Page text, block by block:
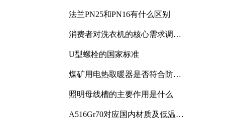
法兰PN25和PN16有什么区别
消费者对洗衣机的核心需求调研
U型螺栓的国家标准
煤矿用电热取暖器是否符合防爆
照明母线槽的主要作用是什么
A516Gr70对应国内材质及低温冲